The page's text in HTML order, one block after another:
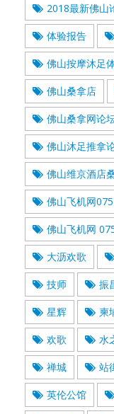
2018最新佛山
体验报告
佛山按摩沐足
佛山桑拿店
佛山桑拿网论
佛山沐足推拿
佛山维京酒店
佛山飞机网
佛山飞机网
大沥欢歌
技师 振
星辉 柬
欢歌 水
禅城 站
英伦公馆